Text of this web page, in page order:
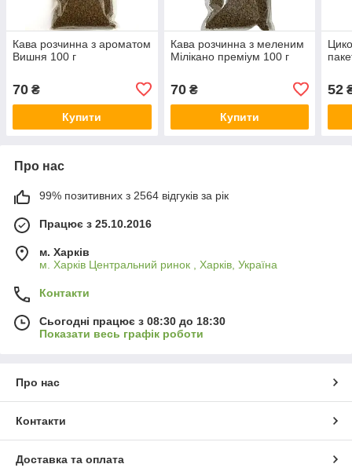
Кава розчинна з ароматом
Вишня 100 г
70 ₴
Купити
Кава розчинна з меленим
Мілікано преміум 100 г
70₴
Купити
52
Про нас
99% позитивних з 2564 відгуків за рік
Працює з 25.10.2016
м. Харків
м. Харків Центральний ринок , Харків, Україна
Контакти
Сьогодні працює з 08:30 до 18:30
Показати весь графік роботи
Про нас
Контакти
Доставка та оплата